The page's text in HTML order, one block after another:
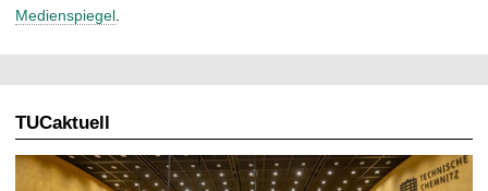
Medienspiegel.
TUCaktuell